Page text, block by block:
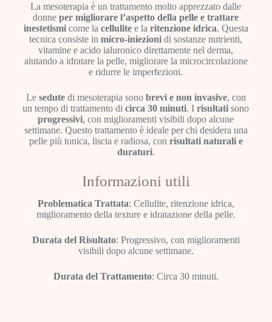
La mesoterapia è un trattamento molto apprezzato dalle
donneper migliorare l’aspetto della pelle e trattare
inestetismi come la cellulitee la ritenzione idrica. Questa
tecnica consiste inmicro-iniezionidi sostanze nutrienti,
vitamine e acido ialuronico direttamente nel derma,
aiutando a idratare la pelle, migliorare la microcircolazione
e ridurre le imperfezioni.
Le sedute di mesoterapia sonobrevi e non invasive, con
un tempo di trattamento dicirca 30 minuti. Irisultatisono
progressivi, con miglioramenti visibili dopo alcune
settimane. Questo trattamento è ideale per chi desidera una
pelle più tonica, liscia e radiosa, con risultati naturali e
duraturi.
Informazioni utili
Problematica Trattata: Cellulite, ritenzione idrica,
miglioramento della texture e idratazione della pelle.
Durata del Risultato: Progressivo, con miglioramenti
visibili dopo alcune settimane.
Durata del Trattamento: Circa 30 minuti.